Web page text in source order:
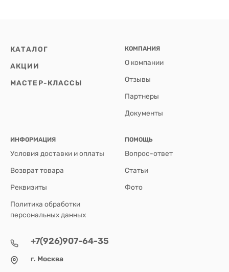
КАТАЛОГ
АКЦИИ
МАСТЕР-КЛАССЫ
КОМПАНИЯ
О компании
Отзывы
Партнеры
Документы
ИНФОРМАЦИЯ
Условия доставки и оплаты
Возврат товара
Реквизиты
Политика обработки
персональных данных
ПОМОЩЬ
Вопрос-ответ
Статьи
Фото
+7(926)907-64-35
г. Москва